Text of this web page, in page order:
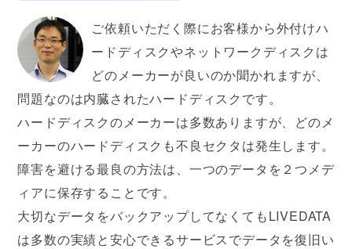
ご依頼いただく際にお客様から外付けハ
ードディスクやネットワークディスクは
どのメーカーが良いのか聞かれますが、
問題なのは内臓されたハードディスクです。
ハードディスクのメーカーは多数ありますが、どのメ
ーカーのハードディスクも不良セクタは発生します。
障害を避ける最良の方法は、一つのデータを２つメデ
ィアに保存することです。
大切なデータをバックアップしてなくてもLIVEDATA
は多数の実績と安心できるサービスでデータを復旧い